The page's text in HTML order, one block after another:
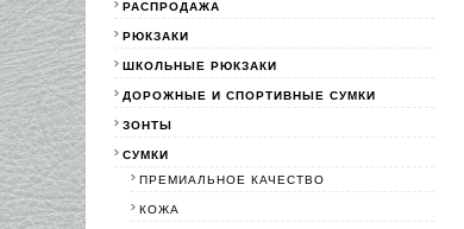
РАСПРОДАЖА
РЮКЗАКИ
ШКОЛЬНЫЕ РЮКЗАКИ
ДОРОЖНЫЕ И СПОРТИВНЫЕ СУМКИ
ЗОНТЫ
СУМКИ
ПРЕМИАЛЬНОЕ КАЧЕСТВО
КОЖА